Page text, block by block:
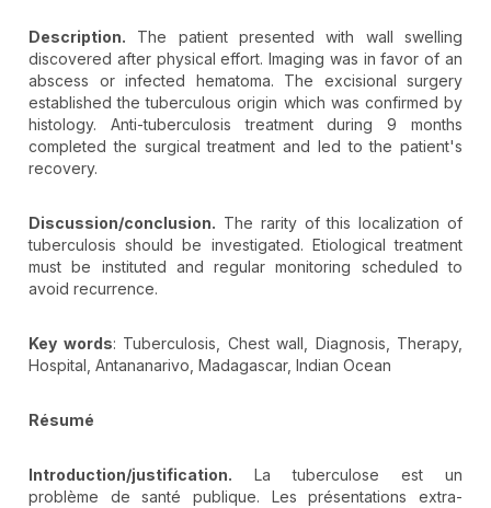
Description. The patient presented with wall swelling
discovered after physical effort. Imaging was in favor of an
abscess or infected hematoma. The excisional surgery
established the tuberculous origin which was confirmed by
histology. Anti-tuberculosis treatment during 9 months
completed the surgical treatment and led to the patient's
recovery.
Discussion/conclusion. The rarity of this localization of
tuberculosis should be investigated. Etiological treatment
must be instituted and regular monitoring scheduled to
avoid recurrence.
Key words: Tuberculosis, Chest wall, Diagnosis, Therapy,
Hospital, Antananarivo, Madagascar, Indian Ocean
Résumé
Introduction/justification. La tuberculose est un
problème de santé publique. Les présentations extra-